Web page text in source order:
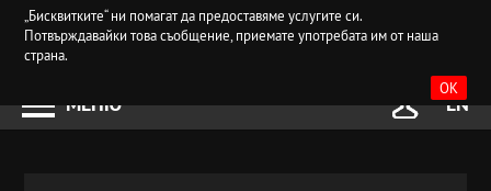
„Бисквитките“ ни помагат да предоставяме услугите си.
Потвърждавайки това съобщение, приемате употребата им от наша
страна.
OK
МЕНЮ EN